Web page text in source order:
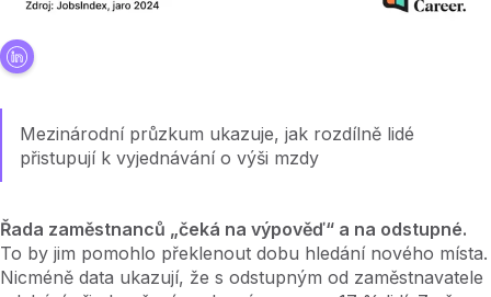
Mezinárodní průzkum ukazuje, jak rozdílně lidé
přistupují k vyjednávání o výši mzdy
Řada zaměstnanců „čeká na výpověď“ a na odstupné.
To by jim pomohlo překlenout dobu hledání nového místa.
Nicméně data ukazují, že s odstupným od zaměstnavatele